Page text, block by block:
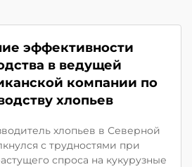
эффективности
в ведущей
компании по
хлопьев
хлопьев в Северной
с трудностями при
спроса на кукурузные